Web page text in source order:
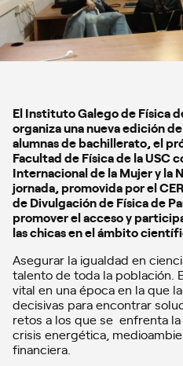
El Instituto Galego de Física
organiza una nueva edición
alumnas de bachillerato, el
Facultad de Física de la USC
Internacional de la Mujer y la
jornada, promovida por el
de Divulgación de Física de
promover el acceso y
las chicas en el ámbito
Asegurar la igualdad en
talento de toda la población.
vital en una época en la que
decisivas para encontrar
retos a los que se enfrenta
crisis energética,
financiera.